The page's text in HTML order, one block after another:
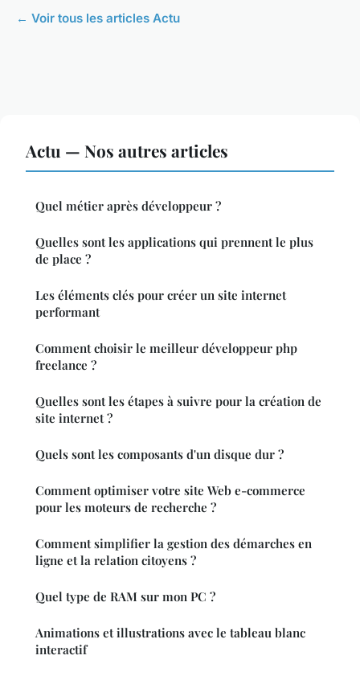
← Voir tous les articles Actu
Actu — Nos autres articles
Quel métier après développeur ?
Quelles sont les applications qui prennent le plus
de place ?
Les éléments clés pour créer un site internet
performant
Comment choisir le meilleur développeur php
freelance ?
Quelles sont les étapes à suivre pour la création de
site internet ?
Quels sont les composants d'un disque dur ?
Comment optimiser votre site Web e-commerce
pour les moteurs de recherche ?
Comment simplifier la gestion des démarches en
ligne et la relation citoyens ?
Quel type de RAM sur mon PC ?
Animations et illustrations avec le tableau blanc
interactif